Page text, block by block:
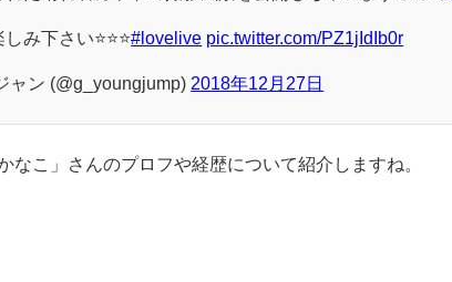
み下さい⭐⭐⭐#lovelive pic.twitter.com/PZ1jIdIb0r
ン (@g_youngjump) 2018年12月27日
なこ」さんのプロフや経歴について紹介しますね。